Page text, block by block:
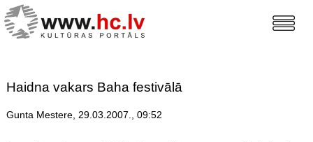
Haidna vakars Baha festivālā
Gunta Mestere, 29.03.2007., 09:52